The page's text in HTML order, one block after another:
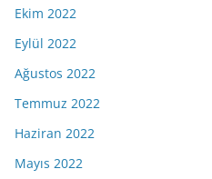
Ekim 2022
Eylül 2022
Ağustos 2022
Temmuz 2022
Haziran 2022
Mayıs 2022